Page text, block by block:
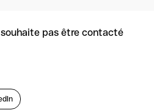
souhaite pas être contacté